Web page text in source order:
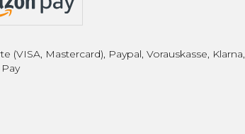
(VISA, Mastercard), Paypal, Vorauskasse, Klarna,